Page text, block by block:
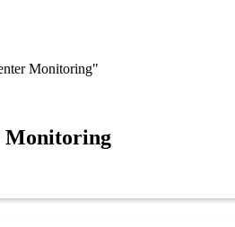
Monitoring"
Monitoring